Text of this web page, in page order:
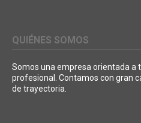
QUIÉNES SOMOS
Somos una empresa orientada a
profesional. Contamos con gran
de trayectoria.